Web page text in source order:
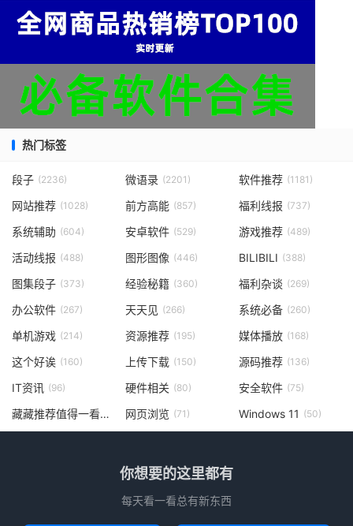
热门标签
段子 (2236) 微语录 (2201) 软件推荐 (1181)
网站推荐 (1028) 前方高能 (857) 福利线报 (737)
系统辅助 (604) 安卓软件 (529) 游戏推荐 (489)
活动线报 (488) 图形图像 (446) BILIBILI (388)
图集段子 (373) 经验秘籍 (360) 福利杂谈 (269)
办公软件 (267) 天天见 (266) 系统必备 (260)
单机游戏 (214) 资源推荐 (195) 媒体播放 (168)
这个好诶 (160) 上传下载 (150) 源码推荐 (136)
IT资讯 (96) 硬件相关 (80) 安全软件 (75)
藏藏推荐值得一看(73) 网页浏览 (71) Windows 11 (50)
你想要的这里都有
每天看一看总有新东西